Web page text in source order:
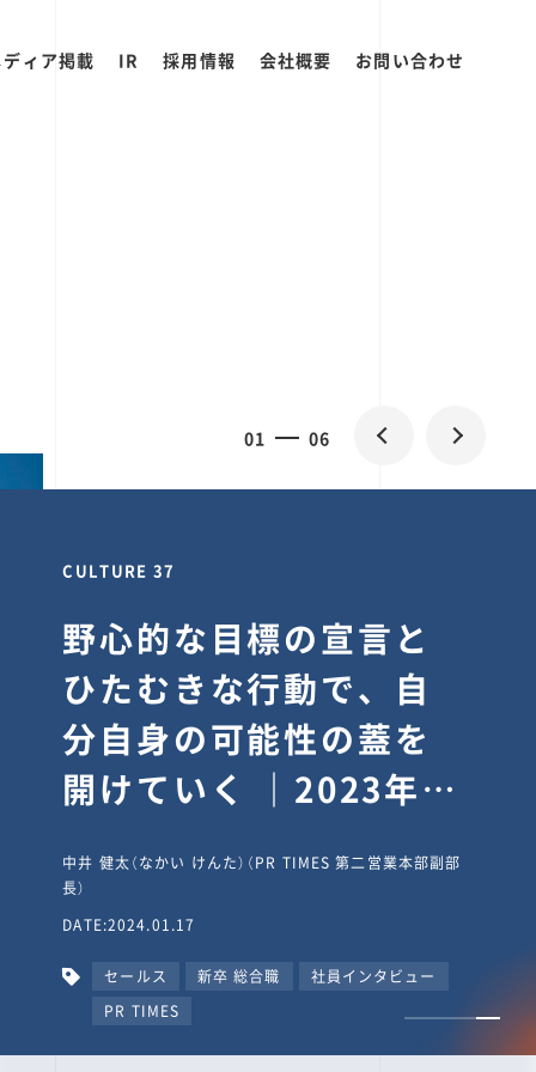
ィア掲載 IR 採用情報 会社概要 お問い合わせ
01 06
CULTURE 37
野心的な目標の宣言と
ひたむきな行動で、自
分自身の可能性の蓋を
開けていく ｜2023年度
タビュー #PR
TIMESな人たち
中井 健太（なかい けんた）（PR TIMES 第二営業本部副部
長）
DATE:2024.01.17
セールス 新卒 総合職
社員インタビュー
PR TIMES